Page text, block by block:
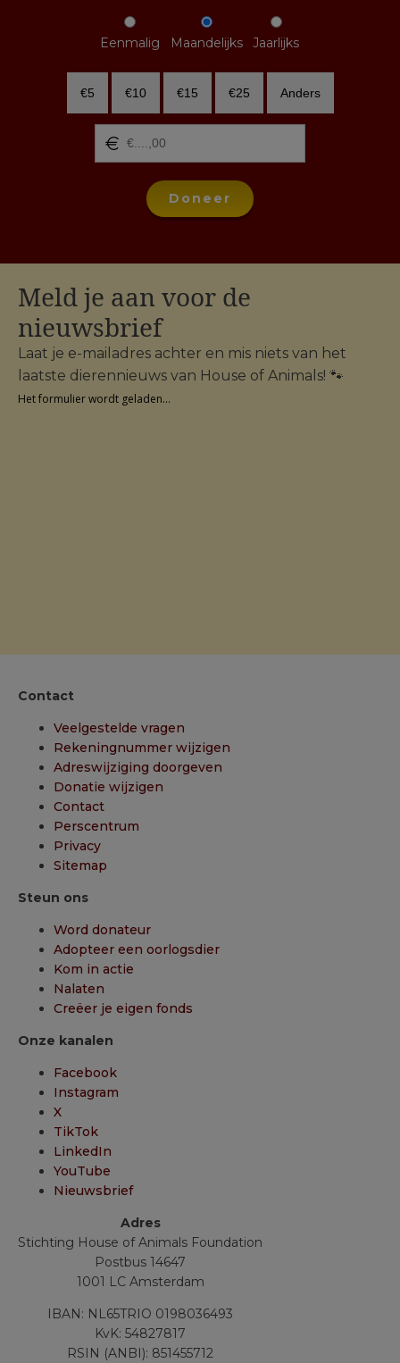
Eenmalig Maandelijks Jaarlijks
€5 €10 €15 €25 Anders
Doneer
Meld je aan voor de
nieuwsbrief
Laat je e-mailadres achter en mis niets van het
laatste dierennieuws van House of Animals! 🐾
Contact
Veelgestelde vragen
Rekeningnummer wijzigen
Adreswijziging doorgeven
Donatie wijzigen
Contact
Perscentrum
Privacy
Sitemap
Steun ons
Word donateur
Adopteer een oorlogsdier
Kom in actie
Nalaten
Creëer je eigen fonds
Onze kanalen
Facebook
Instagram
X
TikTok
LinkedIn
YouTube
Nieuwsbrief
Adres
Stichting House of Animals Foundation
Postbus 14647
1001 LC Amsterdam
IBAN: NL65TRIO 0198036493
KvK: 54827817
RSIN (ANBI): 851455712